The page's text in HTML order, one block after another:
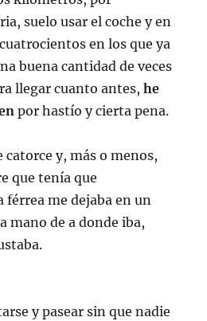
suelo usar el coche y en
en los que ya
buena cantidad de veces
llegar cuanto antes,he
por hastío y cierta pena.
y, más o menos,
que tenía que
férrea me dejaba en un
mano de a donde iba,
y pasear sin que nadie